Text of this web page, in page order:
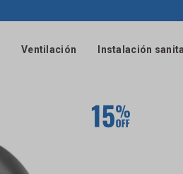
Ventilación Instalación